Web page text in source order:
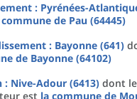
: Pyrénées-
commune de Pau (64445)
: Bayonne (641)
de Bayonne (64102)
: Nive-Adour (6413) dont
est la commune de